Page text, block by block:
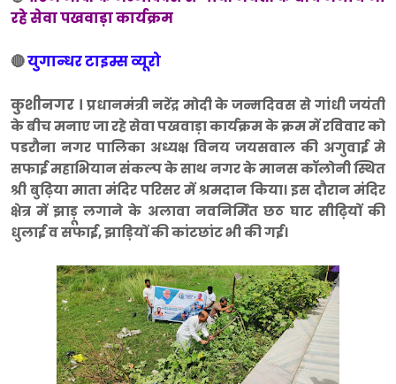
रहे सेवा पखवाड़ा कार्यक्रम
🔴युगान्धर टाइम्स व्यूरो
कुशीनगर । प्रधानमंत्री नरेंद्र मोदी के जन्मदिवस से गांधी जयंती
के बीच मनाए जा रहे सेवा पखवाड़ा कार्यक्रम के क्रम में रविवार को
पडरौना नगर पालिका अध्यक्ष विनय जयसवाल की अगुवाई मे
सफाई महाभियान संकल्प के साथ नगर के मानस कॉलोनी स्थित
श्री बुढ़िया माता मंदिर परिसर में श्रमदान किया। इस दौरान मंदिर
क्षेत्र में झाड़ू लगाने के अलावा नवनिर्मित छठ घाट सीढ़ियों की
धुलाई व सफाई, झाड़ियों की कांटछांट भी की गई।